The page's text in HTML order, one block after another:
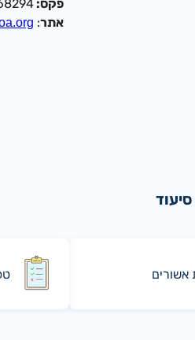
פקס:
אתר:
אשורים